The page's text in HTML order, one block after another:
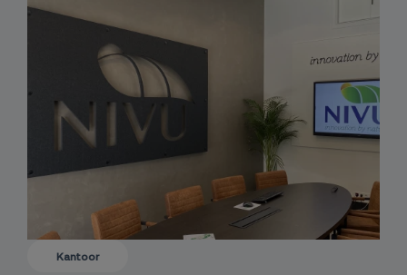
Kantoor